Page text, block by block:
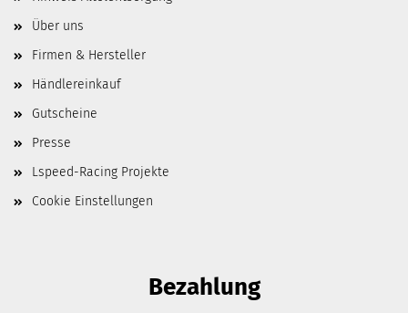
Über uns
Firmen & Hersteller
Händlereinkauf
Gutscheine
Presse
Lspeed-Racing Projekte
Cookie Einstellungen
Bezahlung